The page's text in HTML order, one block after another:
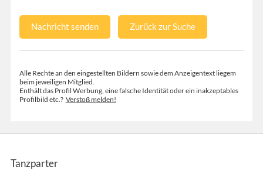
Nachricht senden Zurück zur Suche
Alle Rechte an den eingestellten Bildern sowie dem Anzeigentext liegem
beim jeweiligen Mitglied.
Enthält das Profil Werbung, eine falsche Identität oder ein inakzeptables
Profilbild etc.? Verstoß melden!
Tanzparter